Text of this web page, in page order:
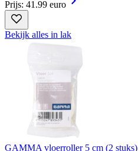
Prijs: 41.99 euro
Bekijk alles in lak
GAMMA vloerroller 5 cm (2 stuks)